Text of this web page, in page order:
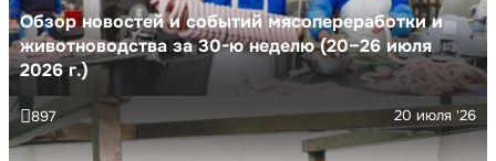
Обзор новостей и событий мясопереработки и
животноводства за 30-ю неделю (20–26 июля
2026 г.)
20 июля '26
897